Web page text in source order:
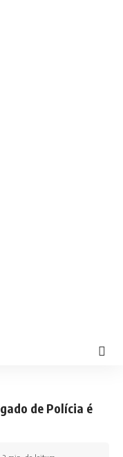
de Polícia é